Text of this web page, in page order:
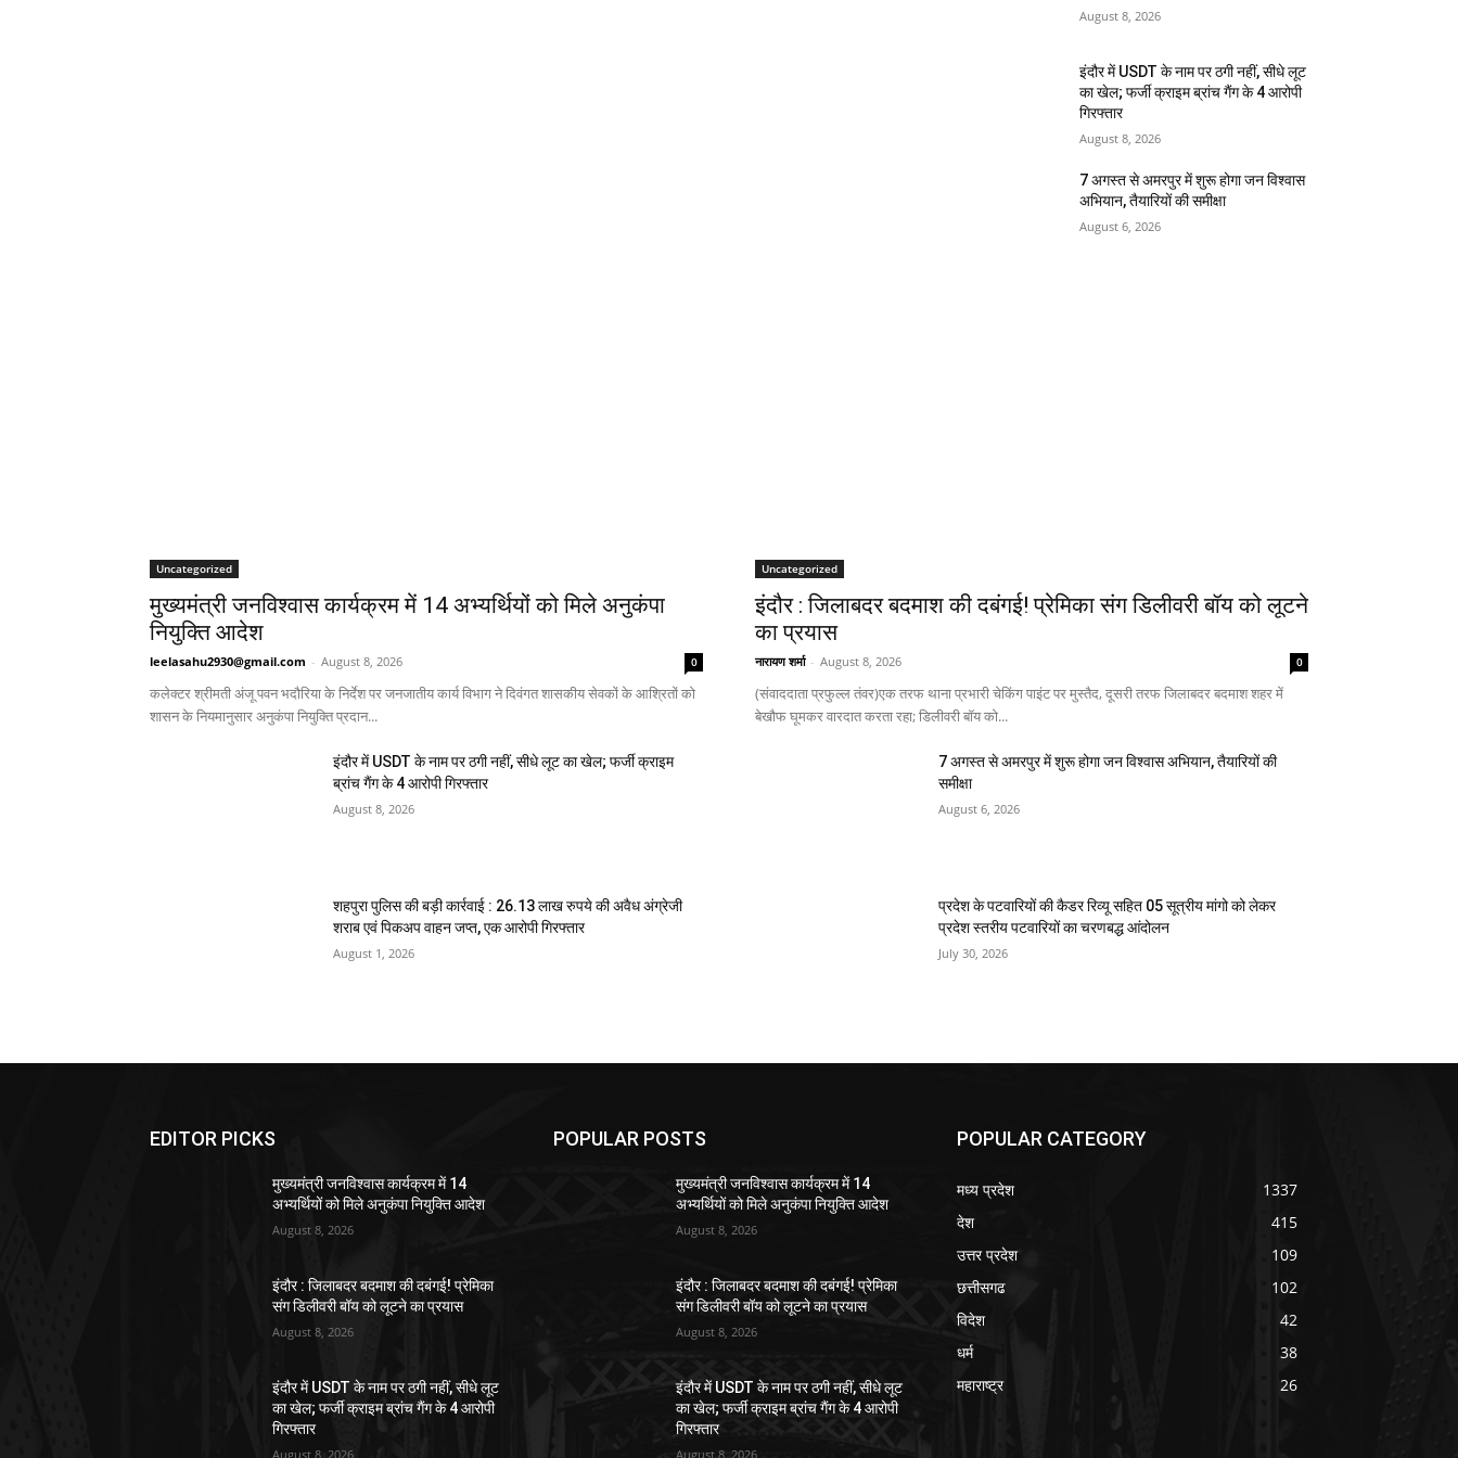
August 8, 2026
इंदौर में USDT के नाम पर ठगी नहीं, सीधे लूट
का खेल; फर्जी क्राइम ब्रांच गैंग के 4 आरोपी
गिरफ्तार
August 8, 2026
7 अगस्त से अमरपुर में शुरू होगा जन विश्वास
अभियान, तैयारियों की समीक्षा
August 6, 2026
Uncategorized
मुख्यमंत्री जनविश्वास कार्यक्रम में 14 अभ्यर्थियों को मिले अनुकंपा
नियुक्ति आदेश
leelasahu2930@gmail.com - August 8, 2026 0
कलेक्टर श्रीमती अंजू पवन भदौरिया के निर्देश पर जनजातीय कार्य विभाग ने दिवंगत शासकीय सेवकों के आश्रितों को
शासन के नियमानुसार अनुकंपा नियुक्ति प्रदान...
Uncategorized
इंदौर : जिलाबदर बदमाश की दबंगई! प्रेमिका संग डिलीवरी बॉय को लूटने
का प्रयास
नारायण शर्मा - August 8, 2026 0
(संवाददाता प्रफुल्ल तंवर)एक तरफ थाना प्रभारी चेकिंग पाइंट पर मुस्तैद, दूसरी तरफ जिलाबदर बदमाश शहर में
बेखौफ घूमकर वारदात करता रहा; डिलीवरी बॉय को...
इंदौर में USDT के नाम पर ठगी नहीं, सीधे लूट का खेल; फर्जी क्राइम
ब्रांच गैंग के 4 आरोपी गिरफ्तार
August 8, 2026
7 अगस्त से अमरपुर में शुरू होगा जन विश्वास अभियान, तैयारियों की
समीक्षा
August 6, 2026
शहपुरा पुलिस की बड़ी कार्रवाई : 26.13 लाख रुपये की अवैध अंग्रेजी
शराब एवं पिकअप वाहन जप्त, एक आरोपी गिरफ्तार
August 1, 2026
प्रदेश के पटवारियों की कैडर रिव्यू सहित 05 सूत्रीय मांगो को लेकर
प्रदेश स्तरीय पटवारियों का चरणबद्ध आंदोलन
July 30, 2026
EDITOR PICKS
मुख्यमंत्री जनविश्वास कार्यक्रम में 14
अभ्यर्थियों को मिले अनुकंपा नियुक्ति आदेश
August 8, 2026
इंदौर : जिलाबदर बदमाश की दबंगई! प्रेमिका
संग डिलीवरी बॉय को लूटने का प्रयास
August 8, 2026
इंदौर में USDT के नाम पर ठगी नहीं, सीधे लूट
का खेल; फर्जी क्राइम ब्रांच गैंग के 4 आरोपी
गिरफ्तार
August 8, 2026
POPULAR POSTS
मुख्यमंत्री जनविश्वास कार्यक्रम में 14
अभ्यर्थियों को मिले अनुकंपा नियुक्ति आदेश
August 8, 2026
इंदौर : जिलाबदर बदमाश की दबंगई! प्रेमिका
संग डिलीवरी बॉय को लूटने का प्रयास
August 8, 2026
इंदौर में USDT के नाम पर ठगी नहीं, सीधे लूट
का खेल; फर्जी क्राइम ब्रांच गैंग के 4 आरोपी
गिरफ्तार
August 8, 2026
POPULAR CATEGORY
मध्य प्रदेश
1337
देश
415
उत्तर प्रदेश
109
छत्तीसगढ
102
विदेश
42
धर्म
38
महाराष्ट्र
26